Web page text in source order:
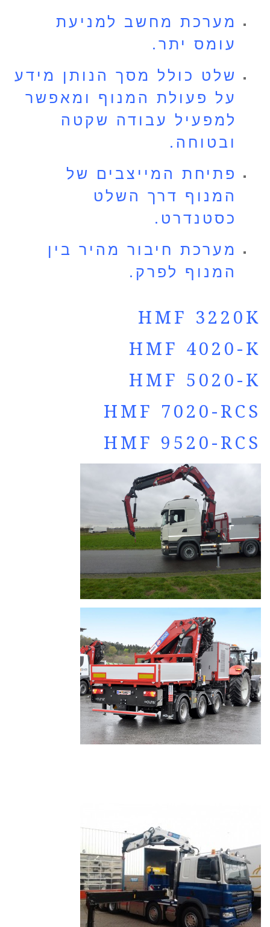
מערכת מחשב למניעת
עומס יתר.
שלט כולל מסך הנותן מידע
על פעולת המנוף ומאפשר
למפעיל עבודה שקטה
ובטוחה.
פתיחת המייצבים של
המנוף דרך השלט
כסטנדרט.
מערכת חיבור מהיר בין
המנוף לפרק.
HMF 3220K
HMF 4020-K
HMF 5020-K
HMF 7020-RCS
HMF 9520-RCS